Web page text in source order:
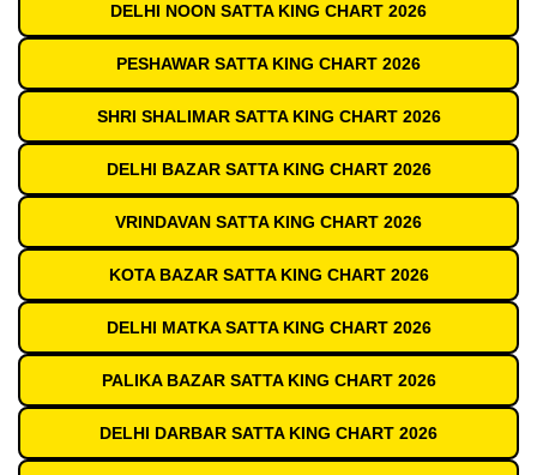
DELHI NOON SATTA KING CHART 2026
PESHAWAR SATTA KING CHART 2026
SHRI SHALIMAR SATTA KING CHART 2026
DELHI BAZAR SATTA KING CHART 2026
VRINDAVAN SATTA KING CHART 2026
KOTA BAZAR SATTA KING CHART 2026
DELHI MATKA SATTA KING CHART 2026
PALIKA BAZAR SATTA KING CHART 2026
DELHI DARBAR SATTA KING CHART 2026